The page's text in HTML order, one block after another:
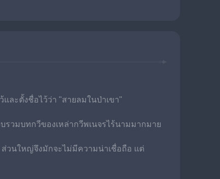
ละตั้งชื่อไว้ว่า "สายลมในป่าเขา"
รวมบทกวีของเหล่ากวีพเนจรไร้นามมากมาย
ส่วนใหญ่จึงมักจะไม่มีความน่าเชื่อถือ แต่